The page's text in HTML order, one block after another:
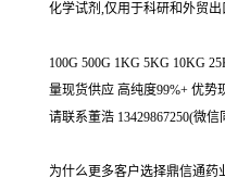
化学试剂,仅用于科研和外贸
100G 500G 1KG 5KG 10KG
量现货供应 高纯度99%+ 优势
请联系董浩 13429867250(微信
为什么更多客户选择鼎信通药